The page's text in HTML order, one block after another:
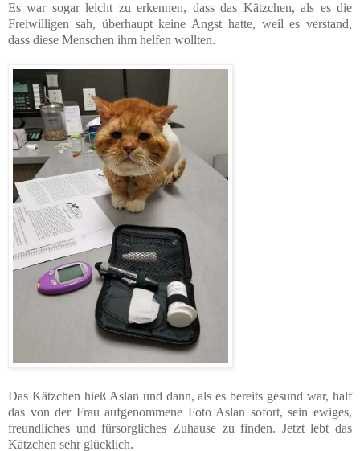
Es war sogar leicht zu erkennen, dass das Kätzchen, als es die
Freiwilligen sah, überhaupt keine Angst hatte, weil es verstand,
dass diese Menschen ihm helfen wollten.
Das Kätzchen hieß Aslan und dann, als es bereits gesund war, half
das von der Frau aufgenommene Foto Aslan sofort, sein ewiges,
freundliches und fürsorgliches Zuhause zu finden. Jetzt lebt das
Kätzchen sehr glücklich.